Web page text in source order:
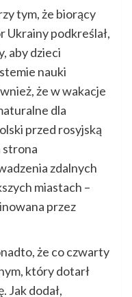
tym, że biorący
Ukrainy podkreślał,
aby dzieci
nauki
że w wakacje
dla
przed rosyjską
strona
zdalnych
miastach –
przez
że co czwarty
który dotarł
Jak dodał,